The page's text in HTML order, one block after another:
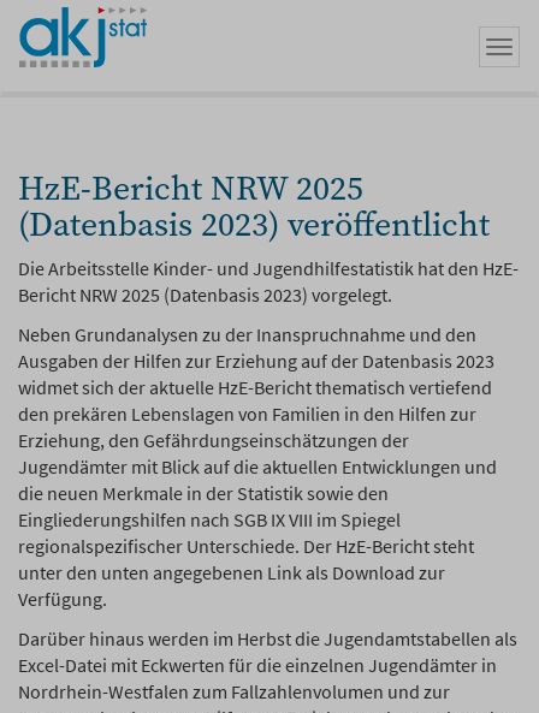
Zum
Hauptinhalt
springen
HzE-Bericht NRW 2025
(Datenbasis 2023) veröffentlicht
Die Arbeitsstelle Kinder- und Jugendhilfestatistik hat den HzE-
Bericht NRW 2025 (Datenbasis 2023) vorgelegt.
Neben Grundanalysen zu der Inanspruchnahme und den
Ausgaben der Hilfen zur Erziehung auf der Datenbasis 2023
widmet sich der aktuelle HzE-Bericht thematisch vertiefend
den prekären Lebenslagen von Familien in den Hilfen zur
Erziehung, den Gefährdungseinschätzungen der
Jugendämter mit Blick auf die aktuellen Entwicklungen und
die neuen Merkmale in der Statistik sowie den
Eingliederungshilfen nach SGB IX VIII im Spiegel
regionalspezifischer Unterschiede. Der HzE-Bericht steht
unter den unten angegebenen Link als Download zur
Verfügung.
Darüber hinaus werden im Herbst die Jugendamtstabellen als
Excel-Datei mit Eckwerten für die einzelnen Jugendämter in
Nordrhein-Westfalen zum Fallzahlenvolumen und zur